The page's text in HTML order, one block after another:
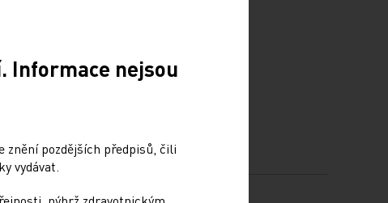
Informace nejsou
znění pozdějších předpisů, čili
vydávat.